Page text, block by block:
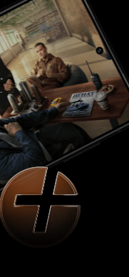
и
ни
в
никто с
и
голос
дел,
друг на
и того
и
менее